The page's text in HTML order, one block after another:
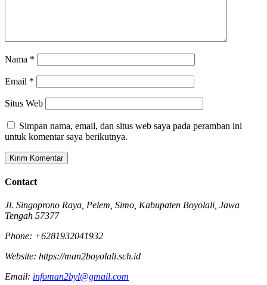
Nama *
Email *
Situs Web
Simpan nama, email, dan situs web saya pada peramban ini
untuk komentar saya berikutnya.
Contact
Jl. Singoprono Raya, Pelem, Simo, Kabupaten Boyolali, Jawa
Tengah 57377
Phone: +6281932041932
Website: https://man2boyolali.sch.id
Email: infoman2byl@gmail.com